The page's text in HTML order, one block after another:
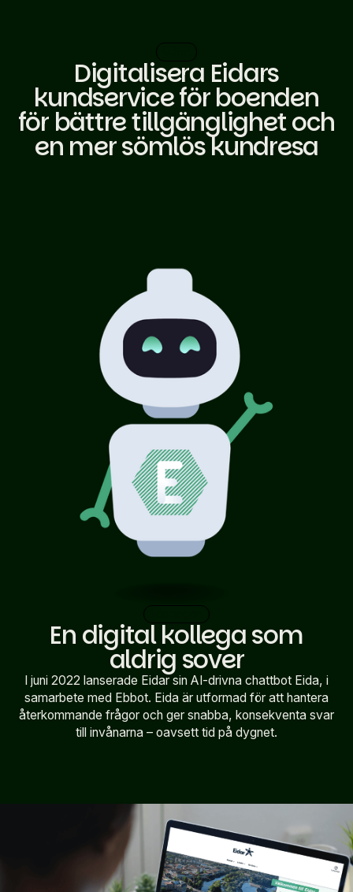
Digitalisera Eidars
kundservice för boenden
för bättre tillgänglighet och
en mer sömlös kundresa
En digital kollega som
aldrig sover
I juni 2022 lanserade Eidar sin AI-drivna chattbot Eida, i
samarbete med Ebbot. Eida är utformad för att hantera
återkommande frågor och ger snabba, konsekventa svar
till invånarna – oavsett tid på dygnet.